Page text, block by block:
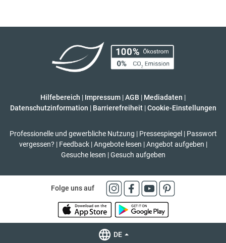
Hilfebereich | Impressum |AGB | Mediadaten |
Datenschutzinformation | Barrierefreiheit | Cookie-Einstellungen
Professionelle und gewerbliche Nutzung | Pressespiegel | Passwort
vergessen? | Feedback | Angebote lesen | Angebot aufgeben |
Gesuche lesen | Gesuch aufgeben
Folge uns auf
DE